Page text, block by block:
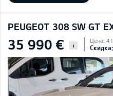
PEUGEOT 308 SW GT
35 990 € i
Цена: